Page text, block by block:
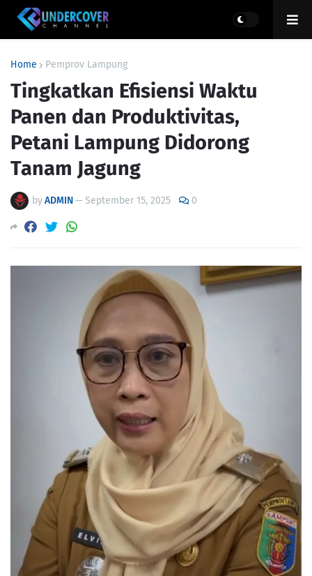
Home Pemprov Lampung
Tingkatkan Efisiensi Waktu
Panen dan Produktivitas,
Petani Lampung Didorong
Tanam Jagung
byADMIN—September 15, 2025 0